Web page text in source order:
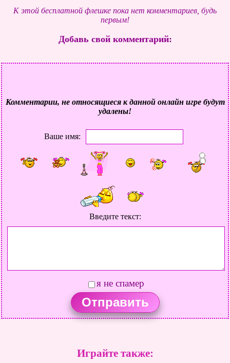
К этой бесплатной флешке пока нет комментариев, будь
первым!
Добавь свой комментарий:
Комментарии, не относящиеся к данной онлайн игре будут
удалены!
Ваше имя:
Введите текст:
я не спамер
Играйте также: